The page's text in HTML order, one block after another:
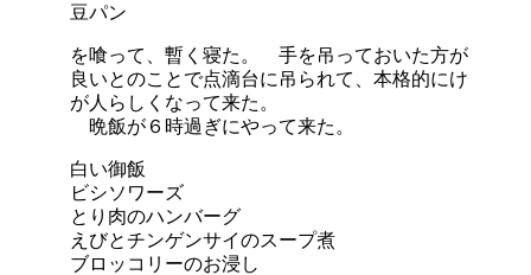
豆パン
を喰って、暫く寝た。 手を吊っておいた方が
良いとのことで点滴台に吊られて、本格的にけ
が人らしくなって来た。
晩飯が６時過ぎにやって来た。
白い御飯
ビシソワーズ
とり肉のハンバーグ
えびとチンゲンサイのスープ煮
ブロッコリーのお浸し